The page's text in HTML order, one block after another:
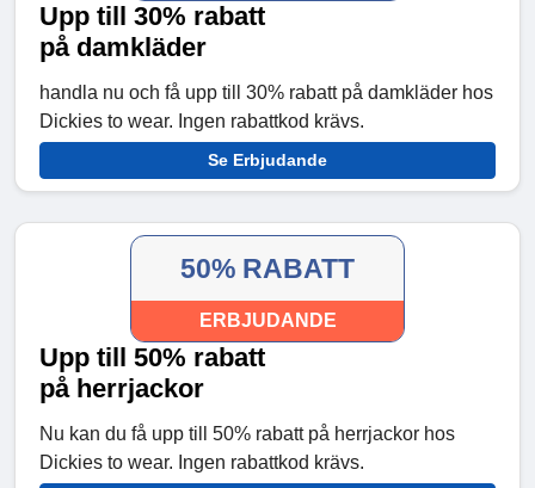
Upp till 30% rabatt
på damkläder
handla nu och få upp till 30% rabatt på damkläder hos
Dickies to wear. Ingen rabattkod krävs.
Se Erbjudande
50% RABATT
ERBJUDANDE
Upp till 50% rabatt
på herrjackor
Nu kan du få upp till 50% rabatt på herrjackor hos
Dickies to wear. Ingen rabattkod krävs.